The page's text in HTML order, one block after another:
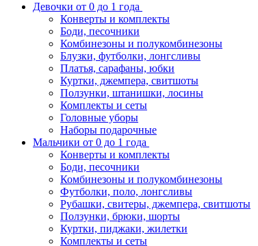
Девочки от 0 до 1 года
Конверты и комплекты
Боди, песочники
Комбинезоны и полукомбинезоны
Блузки, футболки, лонгсливы
Платья, сарафаны, юбки
Куртки, джемпера, свитшоты
Ползунки, штанишки, лосины
Комплекты и сеты
Головные уборы
Наборы подарочные
Мальчики от 0 до 1 года
Конверты и комплекты
Боди, песочники
Комбинезоны и полукомбинезоны
Футболки, поло, лонгсливы
Рубашки, свитеры, джемпера, свитшоты
Ползунки, брюки, шорты
Куртки, пиджаки, жилетки
Комплекты и сеты